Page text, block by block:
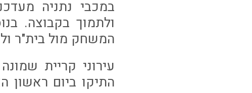
ולתמוך בקבוצה.
המשחק מול בית"ר
עירוני קריית
התיקו ביום